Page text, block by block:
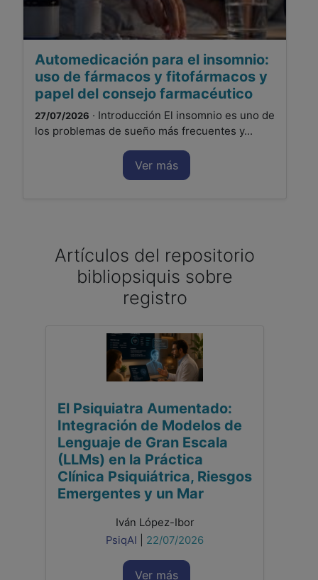
Automedicación para el insomnio:
uso de fármacos y fitofármacos y
papel del consejo farmacéutico
27/07/2026 · Introducción El insomnio es uno de
los problemas de sueño más frecuentes y...
Ver más
Artículos del repositorio
bibliopsiquis sobre
registro
El Psiquiatra Aumentado:
Integración de Modelos de
Lenguaje de Gran Escala
(LLMs) en la Práctica
Clínica Psiquiátrica, Riesgos
Emergentes y un Mar
Iván López-Ibor
PsiqAI
22/07/2026
Ver más